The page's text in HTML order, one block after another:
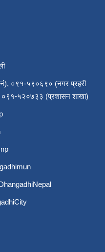
०९१-५९०६९० (नगर प्रहरी
५२०७३३ (प्रशासन शाखा)